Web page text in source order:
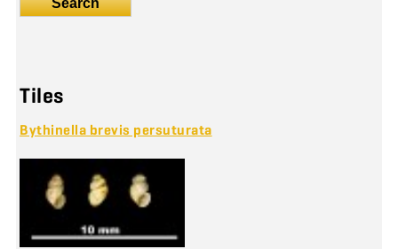
Tiles
Bythinella brevis persuturata